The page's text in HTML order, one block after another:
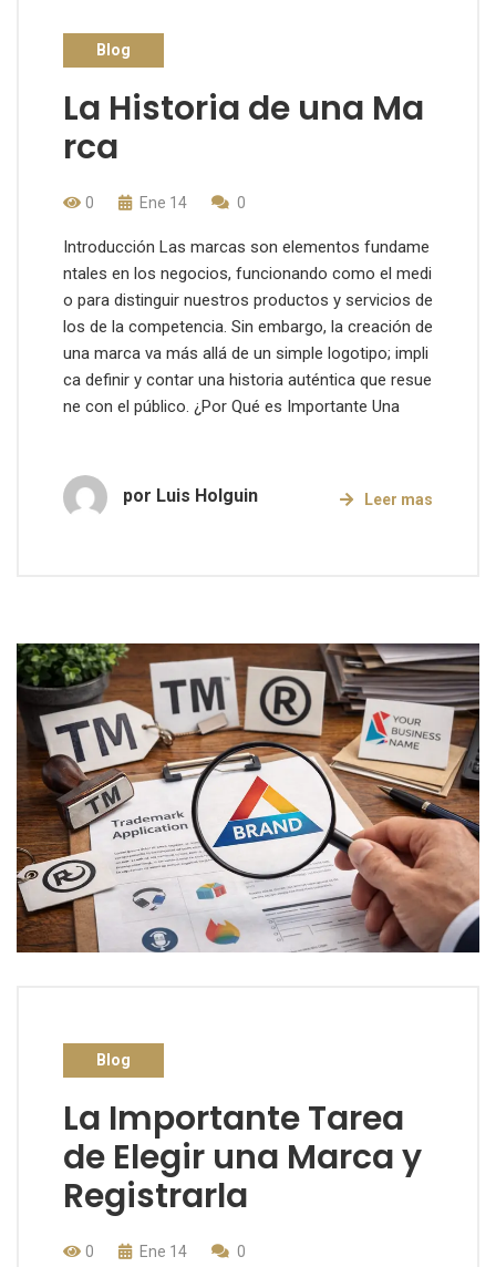
Blog
La Historia de una Ma
rca
0 Ene 14 0
Introducción Las marcas son elementos fundame
ntales en los negocios, funcionando como el medi
o para distinguir nuestros productos y servicios de
los de la competencia. Sin embargo, la creación de
una marca va más allá de un simple logotipo; impli
ca definir y contar una historia auténtica que resue
ne con el público. ¿Por Qué es Importante Una
por Luis Holguin Leer mas
Blog
La Importante Tarea
de Elegir una Marca y
Registrarla
0 Ene 14 0